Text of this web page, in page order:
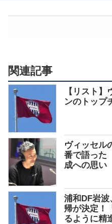
関連記事
【リスト
ンのトップ
ヴィッセル
番で語った
成への思い
浦和DF岩
帰が決定！
るように精